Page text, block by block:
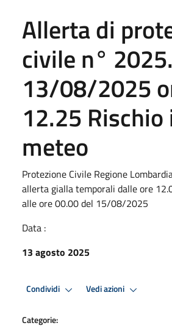
Allerta di
civile n°
13/08/2025
12.25
meteo
Protezione Civile Regione
allerta gialla temporali dalle ore
alle ore 00.00 del 15/08/2025
Data :
13 agosto 2025
Condividi Vedi azioni
Categorie: